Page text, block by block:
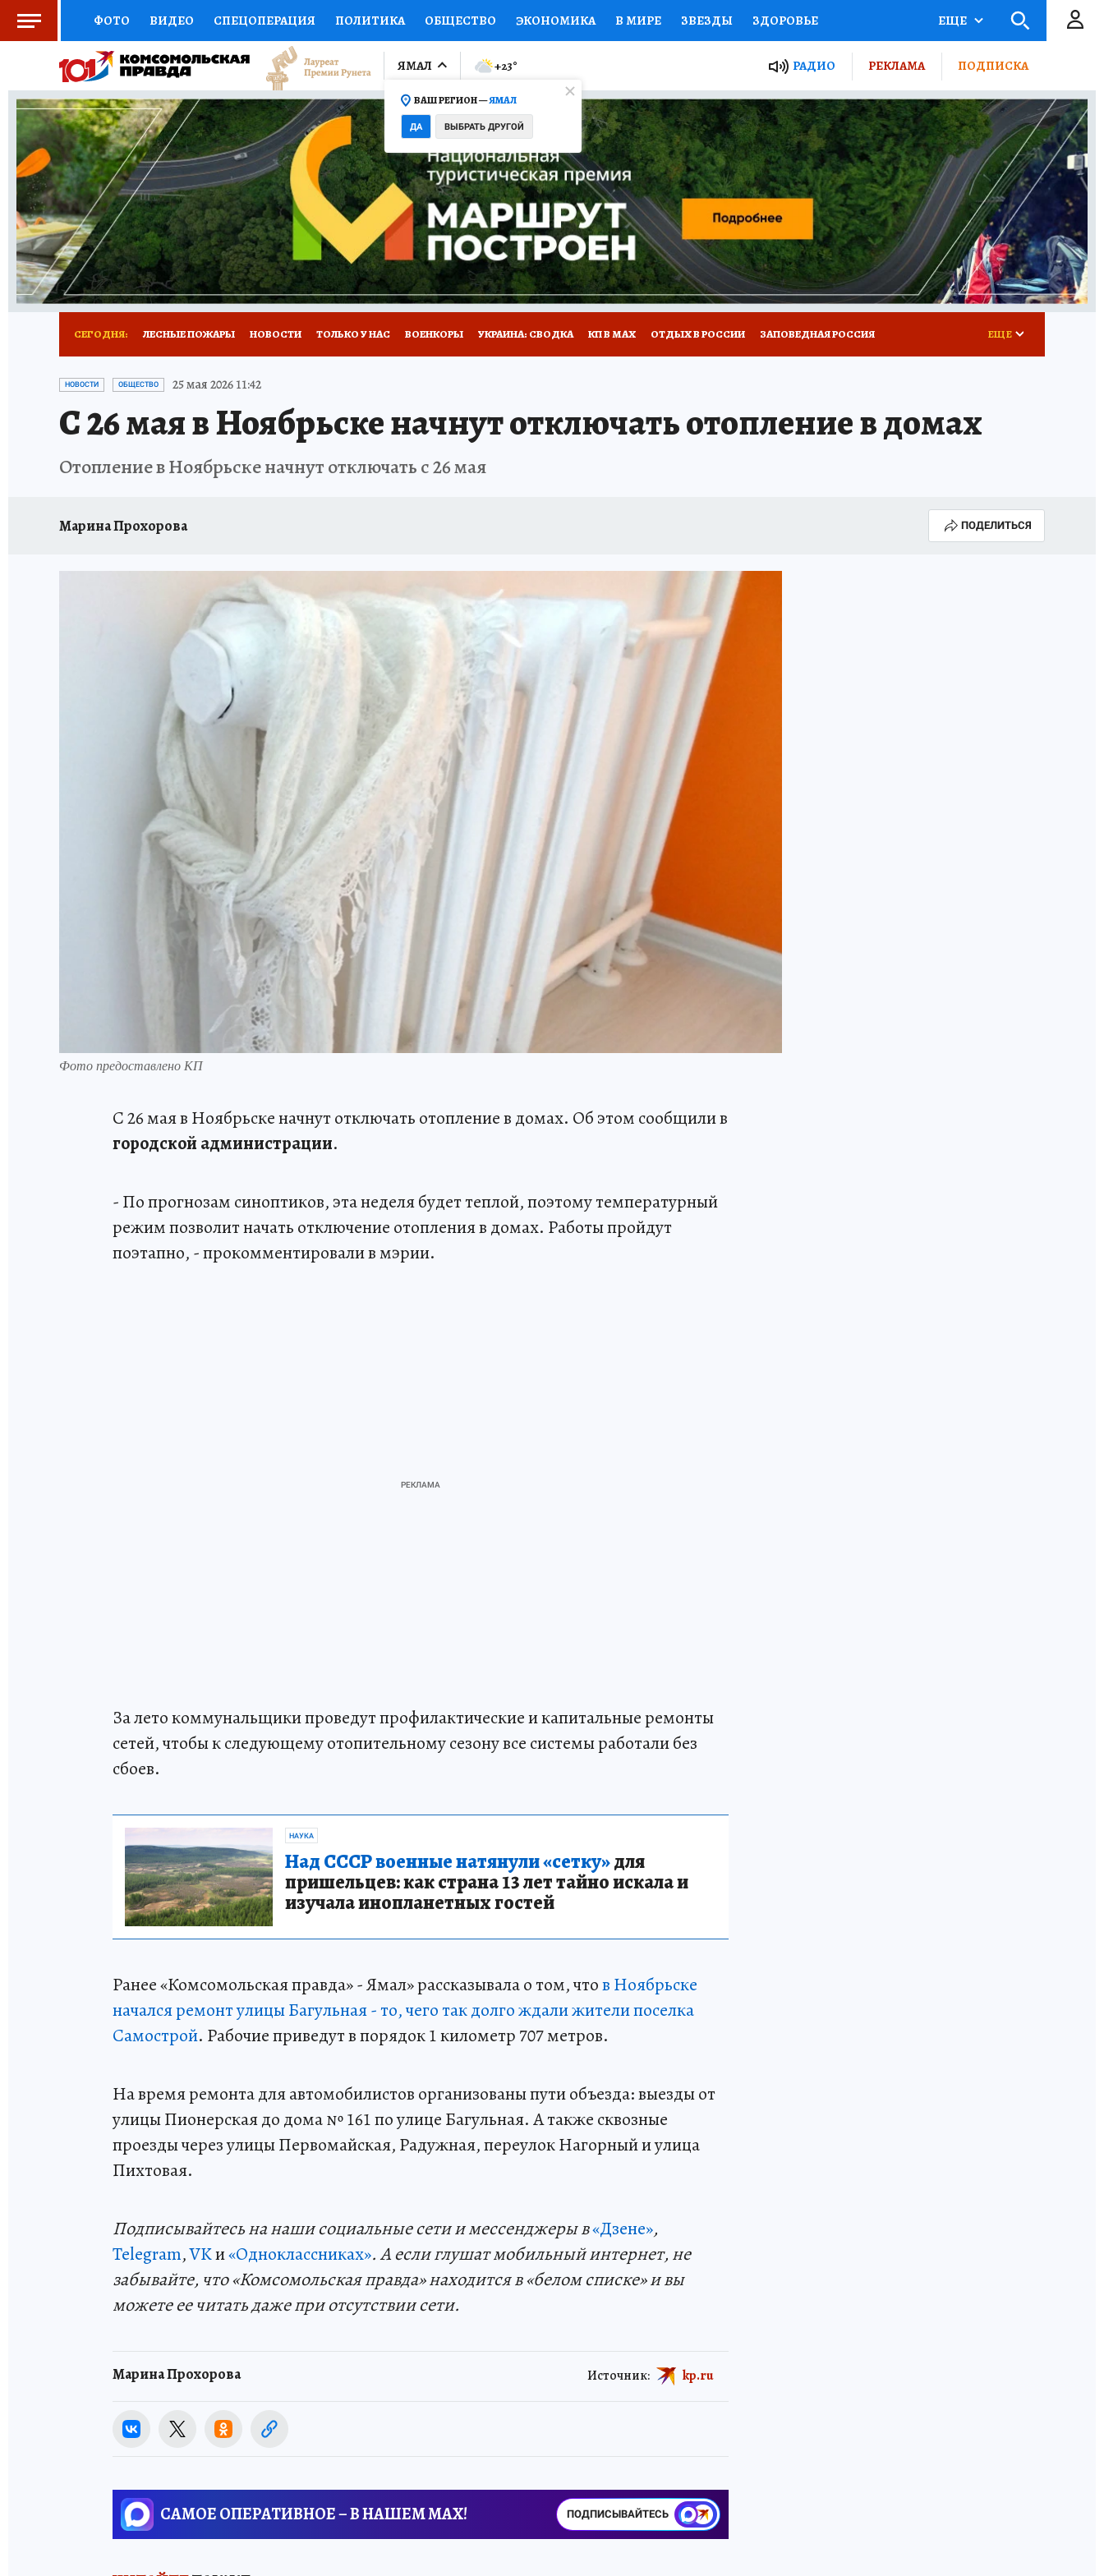
ФОТО ВИДЕО СПЕЦОПЕРАЦИЯ ПОЛИТИКА ОБЩЕСТВО ЭКОНОМИКА В МИРЕ ЗВЕЗДЫ ЗДОРОВЬЕ
СОЦПОДДЕРЖКА НАУКА СПОРТ КОЛУМНИСТЫ ПРОИСШЕСТВИЯ НАЦИОНАЛЬНЫЕ ПРОЕКТЫ РОССИИ
ВЫБОР ЭКСПЕРТОВ ДОКТОР ФИНАНСЫ ОТКРЫВАЕМ МИР СЕМЬЯ ЖЕНСКИЕ СЕКРЕТЫ ПУТЕВОДИТЕЛЬ
КНИЖНАЯ ПОЛКА ПРОГНОЗЫ НА СПОРТ ПРОМОКОДЫ СЕРИАЛЫ СПЕЦПРОЕКТЫ ДЕФИЦИТ ЖЕЛЕЗА ТУРИЗМ
ПРЕСС-ЦЕНТР НЕДВИЖИМОСТЬ ТЕЛЕВИЗОР КОЛЛЕКЦИИ КОНКУРСЫ РАБОТА У НАС ГИД ПОТРЕБИТЕЛЯ ВСЕ О КП
РАДИО КП РЕКЛАМА ТЕСТЫ НОВОЕ НА САЙТЕ
ЕЩЕ
ЯМАЛ
ВАШ РЕГИОН —ЯМАЛ
ДА ВЫБРАТЬ ДРУГОЙ
+23° РАДИО РЕКЛАМА ПОДПИСКА
СЕГОДНЯ: ЛЕСНЫЕ ПОЖАРЫ НОВОСТИ ТОЛЬКО У НАС ВОЕНКОРЫ УКРАИНА: СВОДКА КП В МАХ ОТДЫХ В РОССИИ ЗАПОВЕДНАЯ РОССИЯ
ПРОИСШЕСТВИЯ АФИША
ЕЩЕ
НОВОСТИ ОБЩЕСТВО 25 мая 2026 11:42
С 26 мая в Ноябрьске начнут отключать отопление в домах
Отопление в Ноябрьске начнут отключать с 26 мая
Марина Прохорова ПОДЕЛИТЬСЯ
Фото предоставлено КП
С 26 мая в Ноябрьске начнут отключать отопление в домах. Об этом сообщили в
городской администрации.
- По прогнозам синоптиков, эта неделя будет теплой, поэтому температурный
режим позволит начать отключение отопления в домах. Работы пройдут
поэтапно, - прокомментировали в мэрии.
За лето коммунальщики проведут профилактические и капитальные ремонты
сетей, чтобы к следующему отопительному сезону все системы работали без
сбоев.
НАУКА
Над СССР военные натянули «сетку»для
пришельцев: как страна 13 лет тайно искала и
изучала инопланетных гостей
Ранее «Комсомольская правда» - Ямал» рассказывала о том, чтов Ноябрьске
начался ремонт улицы Багульная - то, чего так долго ждали жители поселка
Самострой. Рабочие приведут в порядок 1 километр 707 метров.
На время ремонта для автомобилистов организованы пути объезда: выезды от
улицы Пионерская до дома № 161 по улице Багульная. А также сквозные
проезды через улицы Первомайская, Радужная, переулок Нагорный и улица
Пихтовая.
Подписывайтесь на наши социальные сети и мессенджеры в«Дзене»,
Telegram,VKи«Одноклассниках». А если глушат мобильный интернет, не
забывайте, что «Комсомольская правда» находится в «белом списке» и вы
можете ее читать даже при отсутствии сети.
Марина Прохорова Источник: kp.ru
САМОЕ ОПЕРАТИВНОЕ – В НАШЕМ MAX! ПОДПИСЫВАЙТЕСЬ